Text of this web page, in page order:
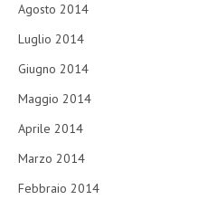
Agosto 2014
Luglio 2014
Giugno 2014
Maggio 2014
Aprile 2014
Marzo 2014
Febbraio 2014